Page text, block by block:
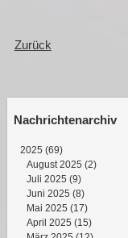
Zurück
Nachrichtenarchiv
2025 (69)
August 2025 (2)
Juli 2025 (9)
Juni 2025 (8)
Mai 2025 (17)
April 2025 (15)